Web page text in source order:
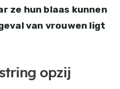
ze hun blaas kunnen
van vrouwen ligt
opzij